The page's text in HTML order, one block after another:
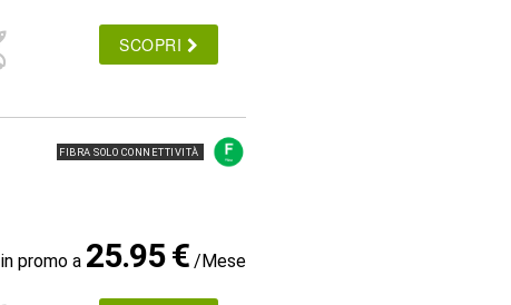
SCOPRI
FIBRA SOLO CONNETTIVITÀ
in promo a 25.95 € /Mese